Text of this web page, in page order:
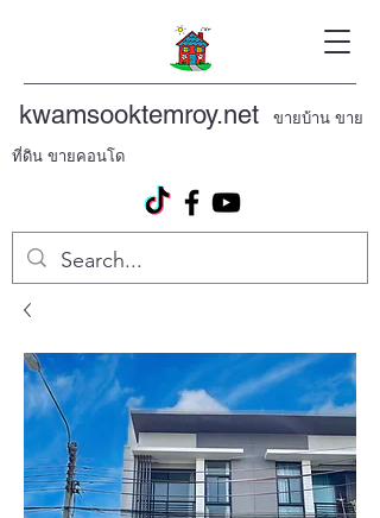
kwamsooktemroy.net ขายบ้าน ขาย
ที่ดิน ขายคอนโด